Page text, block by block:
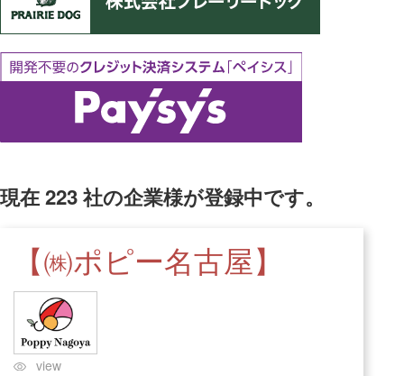
現在223社の企業様が登録中です。
【㈱ポピー名古屋】
view